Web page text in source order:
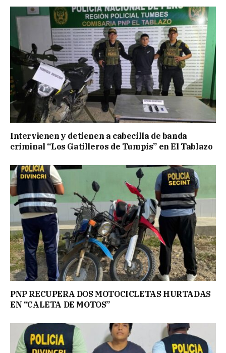
Intervienen y detienen a cabecilla de banda
criminal “Los Gatilleros de Tumpis” en El Tablazo
PNP RECUPERA DOS MOTOCICLETAS HURTADAS
EN “CALETA DE MOTOS”